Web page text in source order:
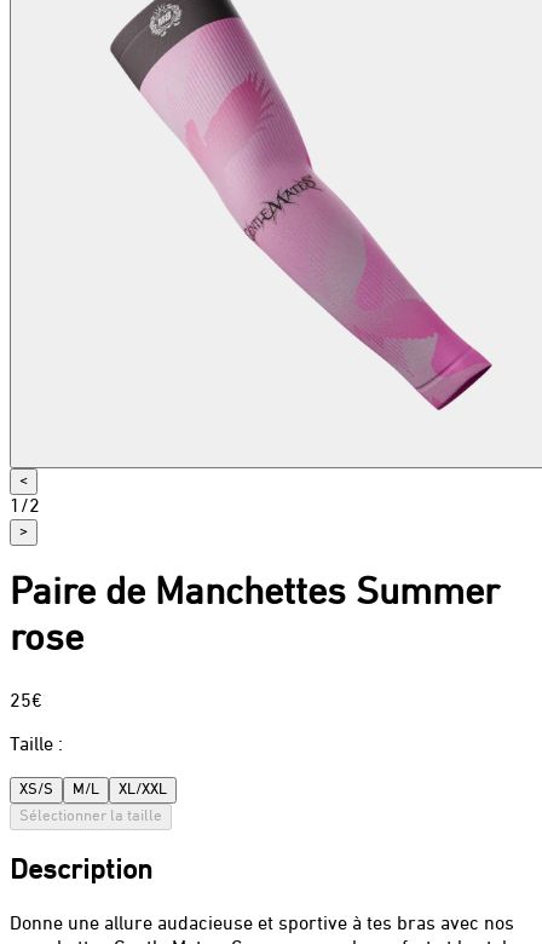
<
1 /2
>
Paire de Manchettes Summer
rose
25€
Taille :
XS/S M/L
XL/XXL
Sélectionner la taille
Description
Donne une allure audacieuse et sportive à tes bras avec nos